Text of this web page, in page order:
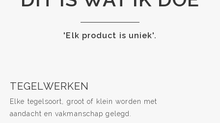
'Elk product is uniek'.
TEGELWERKEN
Elke tegelsoort, groot of klein worden met
aandacht en vakmanschap gelegd.